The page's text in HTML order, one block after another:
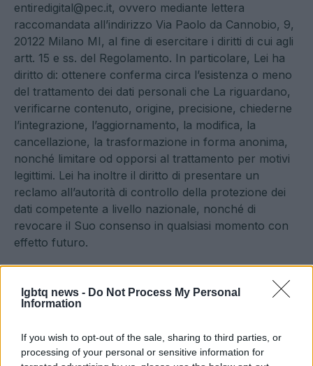
lgbtq news - Do Not Process My Personal
Information
If you wish to opt-out of the sale, sharing to third parties, or
processing of your personal or sensitive information for
entiredigital@pec.it, ovvero mediante lettera
raccomandata all’indirizzo Via Paolo da Cannobio, 9,
20122 Milano MI, al fine di esercitare i diritti di cui agli
artt. 15 e ss. del Regolamento. In particolare, Lei ha
diritto di: ottenere conferma circa l’esistenza o meno
del trattamento dei dati personali che La riguardano,
verificarne contenuto, origine, precisione, chiederne
l’integrazione, l’aggiornamento, la modifica, la
cancellazione, la trasformazione in forma anonima,
nonché limitare od opporsi al trattamento per motivi
legittimi. Lei ha inoltre il diritto di presentare un
reclamo all’autorità di controllo della protezione dei
dati competente a livello nazionale, nonché di
revocare il Suo consenso in qualsiasi momento con
effetto futuro.
Il titolare del trattamento è Contents S.p.A. con sede
indirizzo emailentiredigital@pec.it.